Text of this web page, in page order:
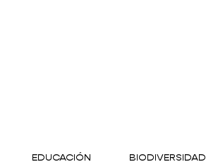
EDUCACIÓN BIODIVERSIDAD